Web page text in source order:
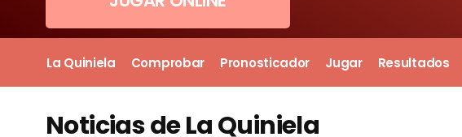
La Quiniela Comprobar Pronosticador Jugar Resultados
Noticias de La Quiniela